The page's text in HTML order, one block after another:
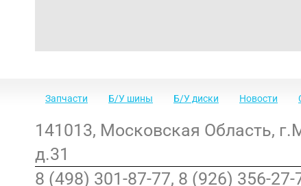
Запчасти Б/У шины Б/У диски Новости
141013, Московская Область,
д.31
8 (498) 301-87-77, 8 (926) 356-27-